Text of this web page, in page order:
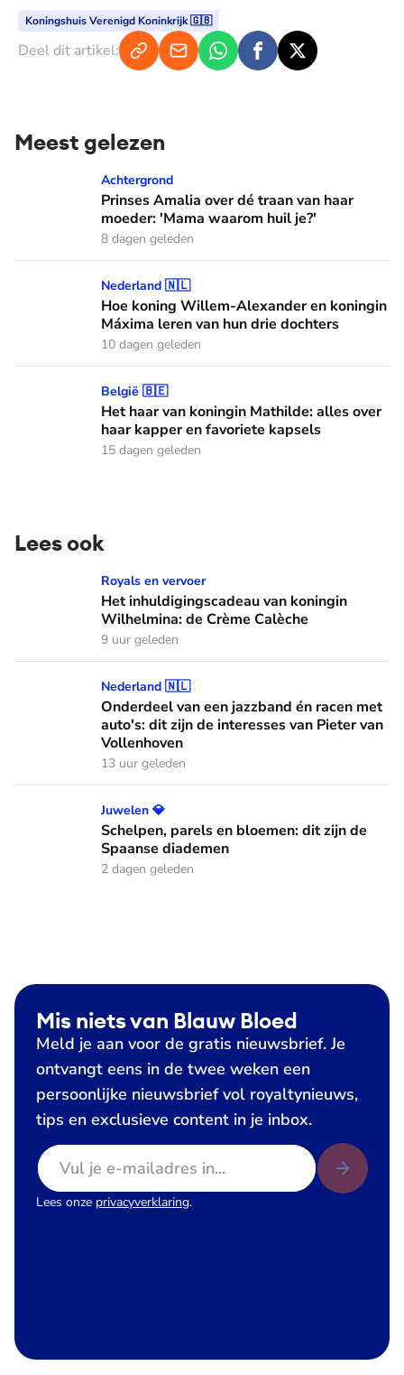
Koningshuis Verenigd Koninkrijk 🇬🇧
Deel dit artikel:
Meest gelezen
Prinses Amalia over dé traan van haar moeder: 'Mama
Achtergrond
Prinses Amalia over dé traan van haar
moeder: 'Mama waarom huil je?'
8 dagen geleden
Hoe koning Willem-Alexander en koningin Máxima leren
Nederland 🇳🇱
Hoe koning Willem-Alexander en koningin
Máxima leren van hun drie dochters
10 dagen geleden
Het haar van koningin Mathilde: alles over haar kapper en
België 🇧🇪
Het haar van koningin Mathilde: alles over
haar kapper en favoriete kapsels
15 dagen geleden
Lees ook
Het inhuldigingscadeau van koningin Wilhelmina: de
Royals en vervoer
Het inhuldigingscadeau van koningin
Wilhelmina: de Crème Calèche
9 uur geleden
Onderdeel van een jazzband én racen met auto's: dit zijn
Nederland 🇳🇱
Onderdeel van een jazzband én racen met
auto's: dit zijn de interesses van Pieter van
Vollenhoven
13 uur geleden
Schelpen, parels en bloemen: dit zijn de Spaanse diademen
Juwelen 💎
Schelpen, parels en bloemen: dit zijn de
Spaanse diademen
2 dagen geleden
Mis niets van Blauw Bloed
Meld je aan voor de gratis nieuwsbrief. Je
ontvangt eens in de twee weken een
persoonlijke nieuwsbrief vol royaltynieuws,
tips en exclusieve content in je inbox.
E-mailadres
Lees onze privacyverklaring.